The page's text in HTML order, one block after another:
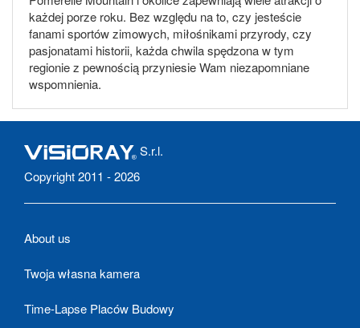
każdej porze roku. Bez względu na to, czy jesteście
fanami sportów zimowych, miłośnikami przyrody, czy
pasjonatami historii, każda chwila spędzona w tym
regionie z pewnością przyniesie Wam niezapomniane
wspomnienia.
S.r.l.
Copyright 2011 - 2026
About us
Twoja własna kamera
Time-Lapse Placów Budowy